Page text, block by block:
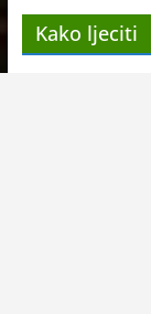
Kako ljeciti